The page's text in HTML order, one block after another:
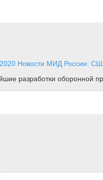
Новости МИД России:
разработки